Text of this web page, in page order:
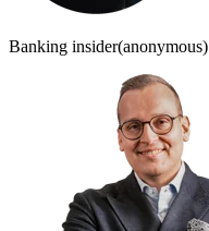
Banking insider(anonymous)